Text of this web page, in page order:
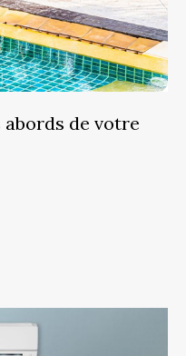
de votre